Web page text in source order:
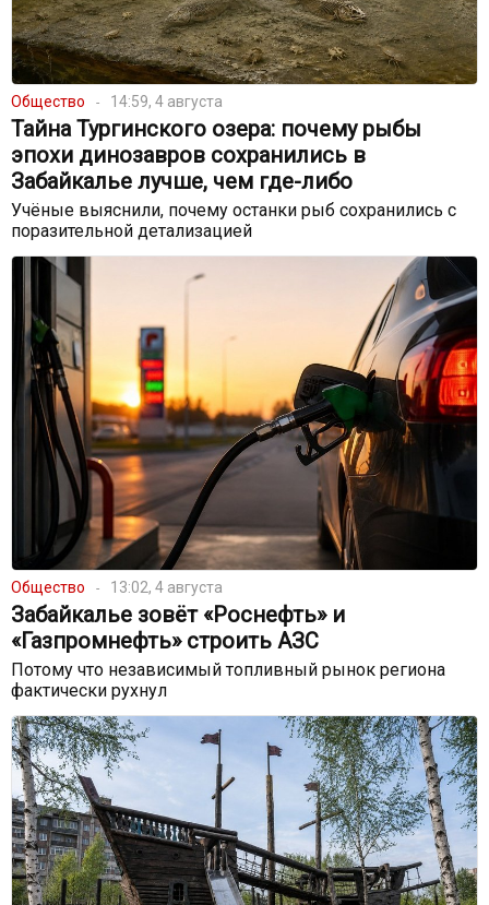
Общество 14:59, 4 августа
Тайна Тургинского озера: почему рыбы
эпохи динозавров сохранились в
Забайкалье лучше, чем где-либо
Учёные выяснили, почему останки рыб сохранились с
поразительной детализацией
Общество 13:02, 4 августа
Забайкалье зовёт «Роснефть» и
«Газпромнефть» строить АЗС
Потому что независимый топливный рынок региона
фактически рухнул